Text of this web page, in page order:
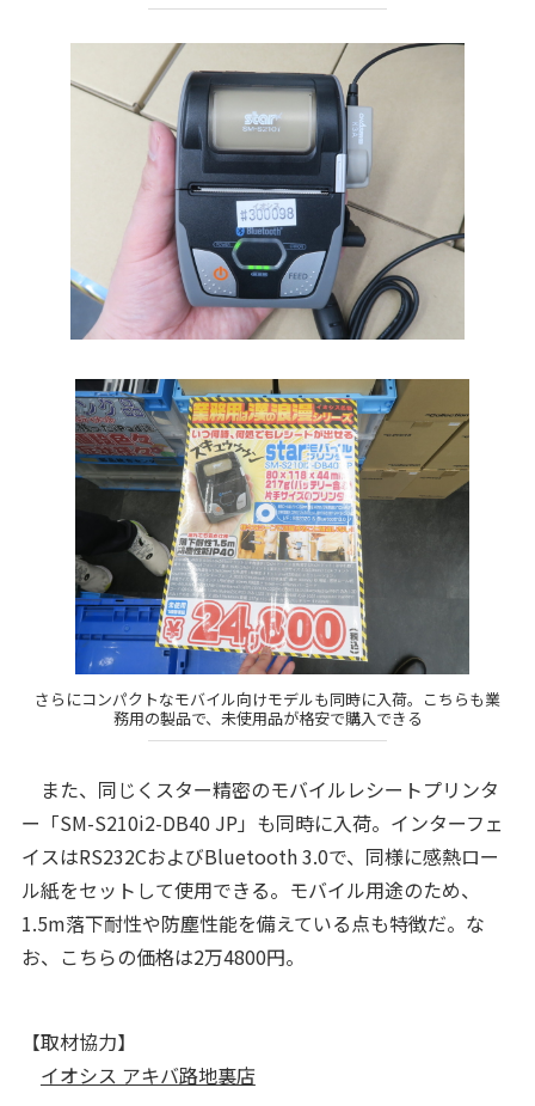
さらにコンパクトなモバイル向けモデルも同時に入荷。こちらも業
務用の製品で、未使用品が格安で購入できる
また、同じくスター精密のモバイルレシートプリンタ
ー「SM-S210i2-DB40 JP」も同時に入荷。インターフェ
イスはRS232CおよびBluetooth 3.0で、同様に感熱ロー
ル紙をセットして使用できる。モバイル用途のため、
1.5m落下耐性や防塵性能を備えている点も特徴だ。な
お、こちらの価格は2万4800円。
【取材協力】
イオシス アキバ路地裏店